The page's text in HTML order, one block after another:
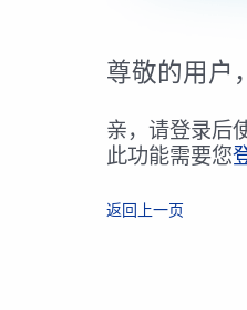
尊敬的用户
亲，请登录后
此功能需要您
返回上一页